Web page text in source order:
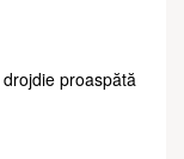
proaspătă